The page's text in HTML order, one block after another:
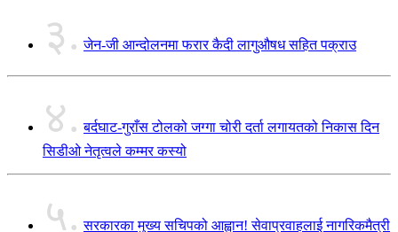
३. जेन-जी आन्दोलनमा फरार कैदी लागुऔषध सहित पक्राउ
४. बर्दघाट-गुराँस टोलको जग्गा चोरी दर्ता लगायतको निकास दिन
सिडीओ नेतृत्वले कम्मर कस्यो
५. सरकारका मुख्य सचिपको आह्वान! सेवाप्रवाहलाई नागरिकमैत्री